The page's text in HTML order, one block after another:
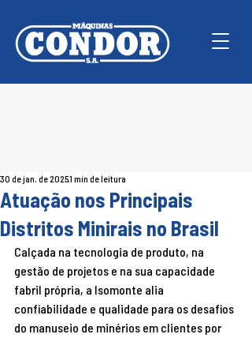
Atuação nos Principais
Distritos Minirais no Brasil
30 de jan. de 20251 min de leitura
Calçada na tecnologia de produto, na
gestão de projetos e na sua capacidade
fabril própria, a Isomonte alia
confiabilidade e qualidade para os desafios
do manuseio de minérios em clientes por